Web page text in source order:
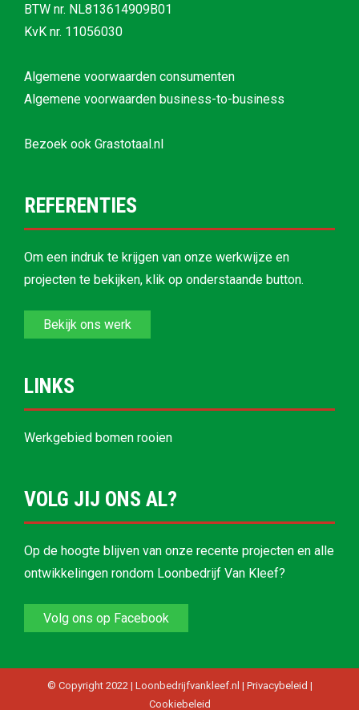
BTW nr. NL813614909B01
KvK nr. 11056030
Algemene voorwaarden consumenten
Algemene voorwaarden business-to-business
Bezoek ook Grastotaal.nl
REFERENTIES
Om een indruk te krijgen van onze werkwijze en
projecten te bekijken, klik op onderstaande button.
Bekijk ons werk
LINKS
Werkgebied bomen rooien
VOLG JIJ ONS AL?
Op de hoogte blijven van onze recente projecten en alle
ontwikkelingen rondom Loonbedrijf Van Kleef?
Volg ons op Facebook
© Copyright 2022 | Loonbedrijfvankleef.nl | Privacybeleid |
Cookiebeleid